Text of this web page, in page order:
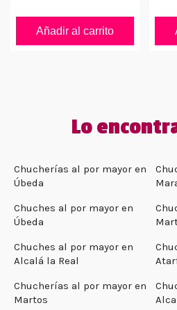
Añadir al carrito
Lo
Chucherías al por mayor en
Úbeda
Chuches al por mayor en
Úbeda
Chuches al por mayor en
Alcalá la Real
Chucherías al por mayor en
Martos